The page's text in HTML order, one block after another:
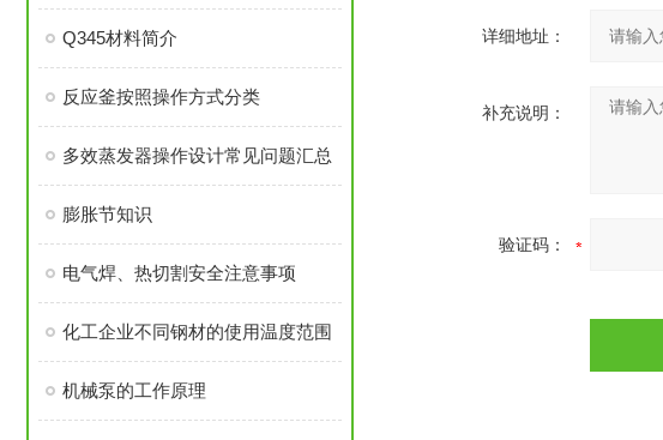
Q345材料简介
反应釜按照操作方式分类
多效蒸发器操作设计常见问题汇总
膨胀节知识
电气焊、热切割安全注意事项
化工企业不同钢材的使用温度范围
机械泵的工作原理
详细地址：
补充说明：
验证码：